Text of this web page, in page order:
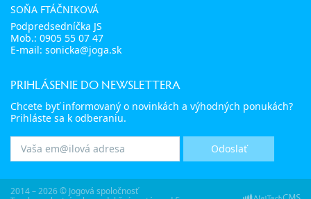
SOŇA FTÁČNIKOVÁ
Podpredsedníčka JS
Mob.: 0905 55 07 47
E-mail: sonicka@joga.sk
PRIHLÁSENIE DO NEWSLETTERA
Chcete byť informovaný o novinkách a výhodných ponukách?
Prihláste sa k odberaniu.
2014 – 2026 © Jogová spoločnosť